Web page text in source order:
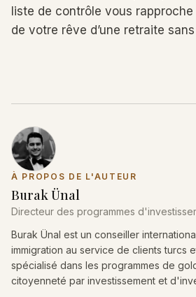
liste de contrôle vous
de votre rêve d’une retraite
À PROPOS DE L'AUTEUR
Burak Ünal
Directeur des programmes
Burak Ünal est un conseiller
immigration au service de clients turcs
spécialisé dans les programmes de
citoyenneté par investissement et